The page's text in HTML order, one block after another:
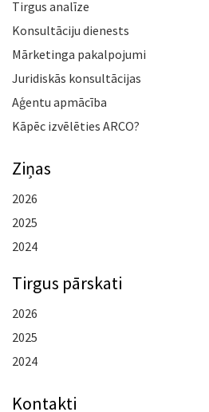
Tirgus analīze
Konsultāciju dienests
Mārketinga pakalpojumi
Juridiskās konsultācijas
Aģentu apmācība
Kāpēc izvēlēties ARCO?
Ziņas
2026
2025
2024
Tirgus pārskati
2026
2025
2024
Kontakti